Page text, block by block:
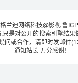
兰迪网络科技@影视鲁
是对公开的搜索引擎结
问或合作，请即时发邮件
通知站长 万分感谢！